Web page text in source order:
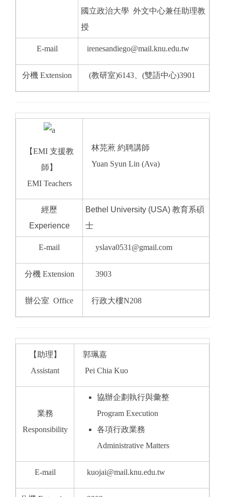
國立政治大學 外文中心兼任助理教
授
E-mail irenesandiego@mail.knu.edu.tw
分機 Extension (教研室)6143、(雙語中心)3901
【EMI 支援教
師 】
EMI Teachers
林芫蔒 約聘講師
Yuan Syun Lin (Ava)
經歷
Experience
Bethel University (USA) 教育系碩
士
E-mail yslava0531@gmail.com
分機 Extension 3903
辦公室 Office 行政大樓N208
【助理】
Assistant
郭珮嘉
Pei Chia Kuo
業務
Responsibility
協辦企劃執行與彙整
Program Execution
各項行政業務
Administrative Matters
E-mail kuojai@mail.knu.edu.tw